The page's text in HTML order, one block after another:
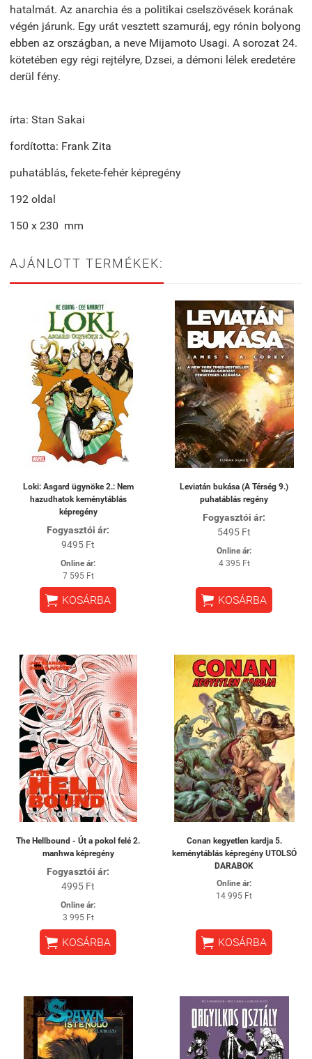
hatalmát. Az anarchia és a politikai cselszövések korának
végén járunk. Egy urát vesztett szamuráj, egy rónin bolyong
ebben az országban, a neve Mijamoto Usagi. A sorozat 24.
kötetében egy régi rejtélyre, Dzsei, a démoni lélek eredetére
derül fény.
írta: Stan Sakai
fordította: Frank Zita
puhatáblás, fekete-fehér képregény
192 oldal
150 x 230 mm
AJÁNLOTT TERMÉKEK:
Loki: Asgard ügynöke 2.: Nem
hazudhatok keménytáblás
képregény
Fogyasztói ár:
9495 Ft
Online ár:
7 595 Ft
 KOSÁRBA
Leviatán bukása (A Térség 9.)
puhatáblás regény
Fogyasztói ár:
5495 Ft
Online ár:
4 395 Ft
 KOSÁRBA
The Hellbound - Út a pokol felé 2.
manhwa képregény
Fogyasztói ár:
4995 Ft
Online ár:
3 995 Ft
 KOSÁRBA
Conan kegyetlen kardja 5.
keménytáblás képregény UTOLSÓ
DARABOK
Online ár:
14 995 Ft
 KOSÁRBA